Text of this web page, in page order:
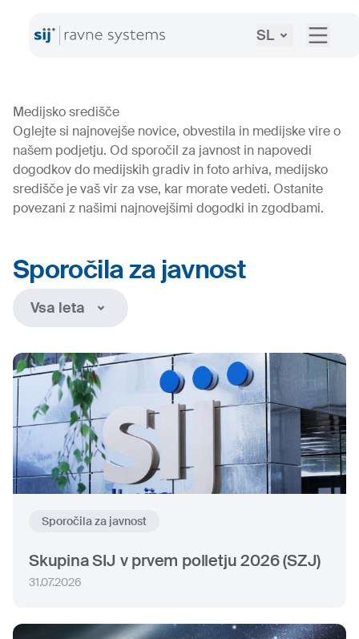
SL
Medijsko središče
Oglejte si najnovejše novice, obvestila in medijske vire o
našem podjetju. Od sporočil za javnost in napovedi
dogodkov do medijskih gradiv in foto arhiva, medijsko
središče je vaš vir za vse, kar morate vedeti. Ostanite
povezani z našimi najnovejšimi dogodki in zgodbami.
Sporočila za javnost
Vsa leta
Sporočila za javnost
Skupina SIJ v prvem polletju 2026 (SZJ)
31.07.2026